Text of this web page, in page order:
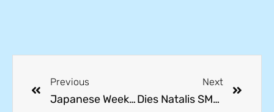
Previous
Japanese Week 2025: Siswa SMK Mitra Industri Antusias Belajar Budaya Jepang
Next
Dies Natalis SMK Mitra Industri MM2100 ke-14